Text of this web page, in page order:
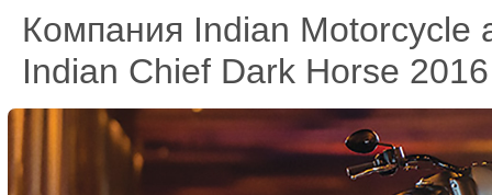
Компания Indian Motorcycle
Indian Chief Dark Horse 2016